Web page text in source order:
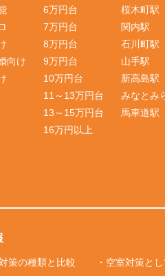
向け
6万円台
7万円台
8万円台
9万円台
10万円台
11～13万円台
13～15万円台
16万円以上
桜木町駅
関内駅
石川町駅
山手駅
新高島駅
みなとみ
馬車道駅
策の種類と比較 ・空室対策と